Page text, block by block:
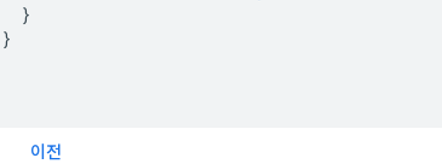
}
}
이전